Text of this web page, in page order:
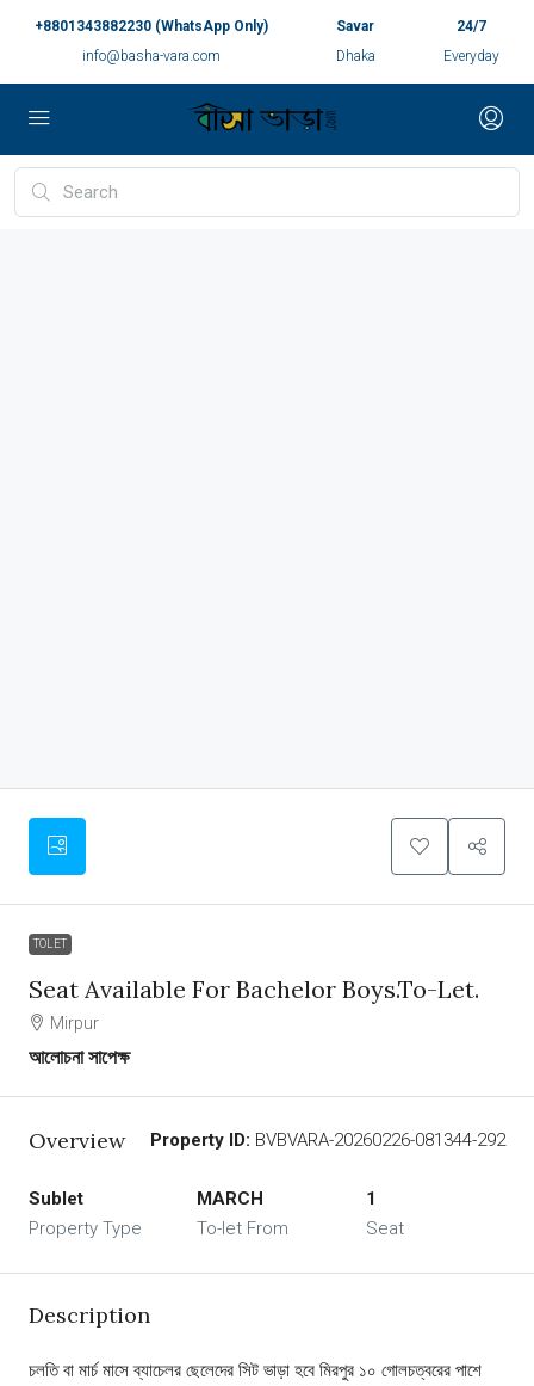
+8801343882230 (WhatsApp Only)
info@basha-vara.com
Savar
Dhaka
24/7
Everyday
TOLET
Seat Available For Bachelor Boys.To-Let.
Mirpur
আলোচনা সাপেক্ষ
Overview Property ID: BVBVARA-20260226-081344-292
Sublet
Property Type
MARCH
To-let From
1
Seat
Description
চলতি বা মার্চ মাসে ব্যাচেলর ছেলেদের সিট ভাড়া হবে মিরপুর ১০ গোলচত্বরের পাশে